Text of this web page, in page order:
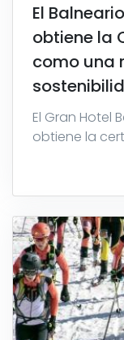
El
obtiene la
como una
El Gran Hotel
obtiene la